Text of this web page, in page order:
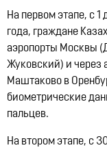
На первом этапе, с
года, граждане
аэропорты Москвы
Жуковский) и через
Маштаково в
биометрические
пальцев.
На втором этапе, с